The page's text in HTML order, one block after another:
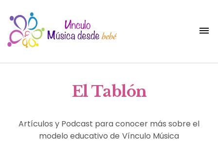
El Tablón
Artículos y Podcast para conocer más sobre el
modelo educativo de Vínculo Música